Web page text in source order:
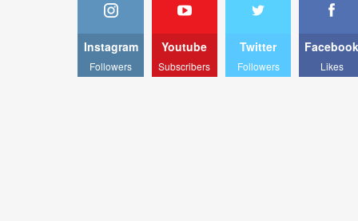
Facebook
Likes
Twitter
Followers
Youtube
Subscribers
Instagram
Followers